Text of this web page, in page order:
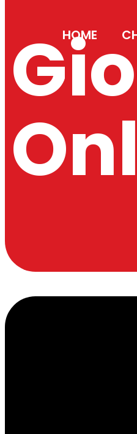
HOME